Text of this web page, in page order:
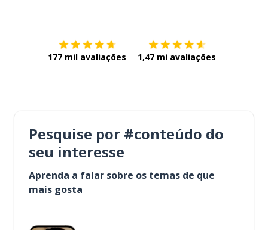
177 mil avaliações 1,47 mi avaliações
Pesquise por #conteúdo do
seu interesse
Aprenda a falar sobre os temas de que
mais gosta